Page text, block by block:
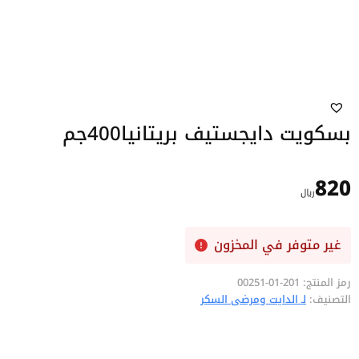
بسكويت دايجستيف بريتانيا400جم
820﷼
غير متوفر في المخزون
رمز المنتج: 201-01-00251
التصنيف: لـ الدايت ومرضى السكر